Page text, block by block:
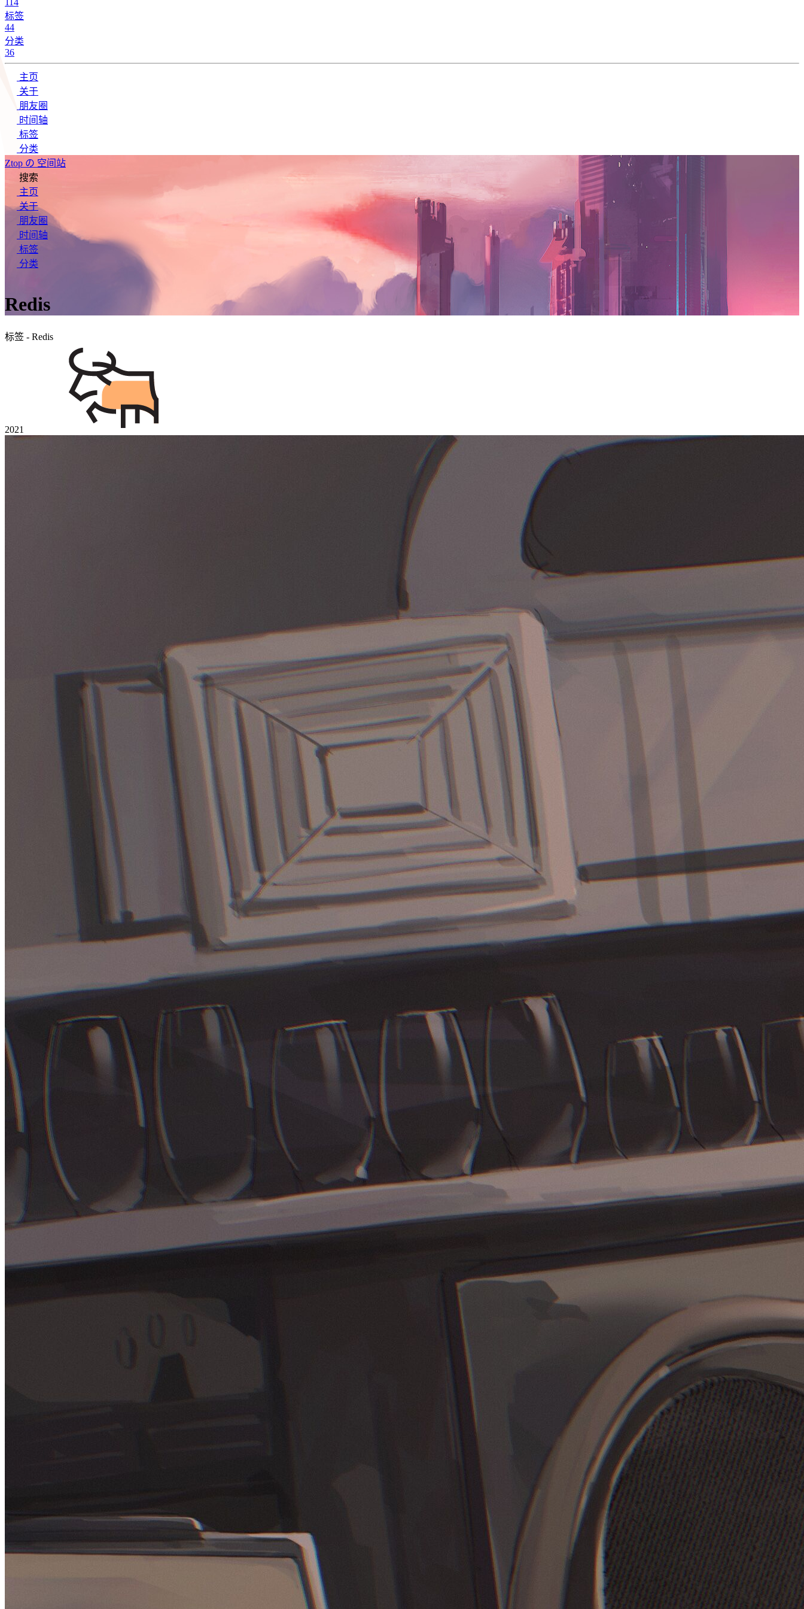
114
标签
44
分类
36
主页
关于
朋友圈
时间轴
标签
分类
Ztop の 空间站
搜索
主页
关于
朋友圈
时间轴
标签
分类
Redis
标签 - Redis
2021